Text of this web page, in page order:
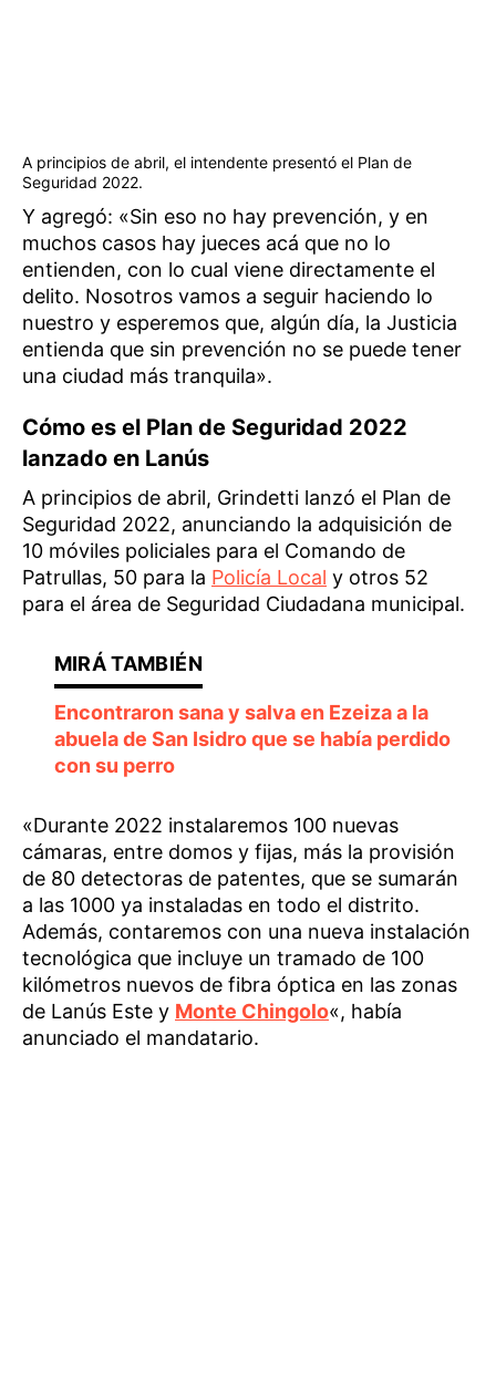
A principios de abril, el intendente presentó el Plan de
Seguridad 2022.
Y agregó: «Sin eso no hay prevención, y en
muchos casos hay jueces acá que no lo
entienden, con lo cual viene directamente el
delito. Nosotros vamos a seguir haciendo lo
nuestro y esperemos que, algún día, la Justicia
entienda que sin prevención no se puede tener
una ciudad más tranquila».
Cómo es el Plan de Seguridad 2022
lanzado en Lanús
A principios de abril, Grindetti lanzó el Plan de
Seguridad 2022, anunciando la adquisición de
10 móviles policiales para el Comando de
Patrullas, 50 para la Policía Local y otros 52
para el área de Seguridad Ciudadana municipal.
Encontraron sana y salva en Ezeiza a la
abuela de San Isidro que se había perdido
con su perro
«Durante 2022 instalaremos 100 nuevas
cámaras, entre domos y fijas, más la provisión
de 80 detectoras de patentes, que se sumarán
a las 1000 ya instaladas en todo el distrito.
Además, contaremos con una nueva instalación
tecnológica que incluye un tramado de 100
kilómetros nuevos de fibra óptica en las zonas
de Lanús Este y Monte Chingolo«, había
anunciado el mandatario.